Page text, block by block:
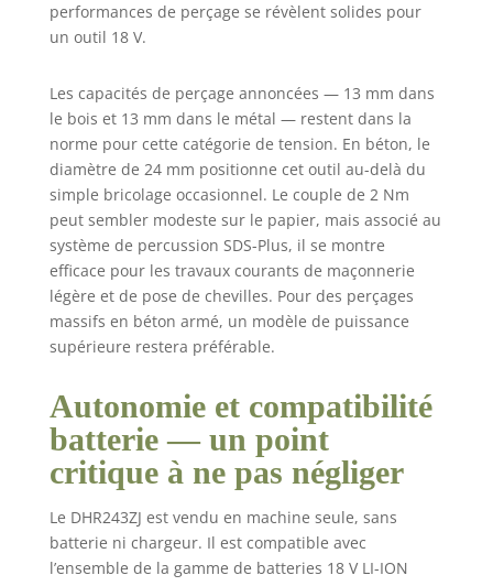
performances de perçage se révèlent solides pour
un outil 18 V.
Les capacités de perçage annoncées — 13 mm dans
le bois et 13 mm dans le métal — restent dans la
norme pour cette catégorie de tension. En béton, le
diamètre de 24 mm positionne cet outil au-delà du
simple bricolage occasionnel. Le couple de 2 Nm
peut sembler modeste sur le papier, mais associé au
système de percussion SDS-Plus, il se montre
efficace pour les travaux courants de maçonnerie
légère et de pose de chevilles. Pour des perçages
massifs en béton armé, un modèle de puissance
supérieure restera préférable.
Autonomie et compatibilité
batterie — un point
critique à ne pas négliger
Le DHR243ZJ est vendu en machine seule, sans
batterie ni chargeur. Il est compatible avec
l’ensemble de la gamme de batteries 18 V LI-ION